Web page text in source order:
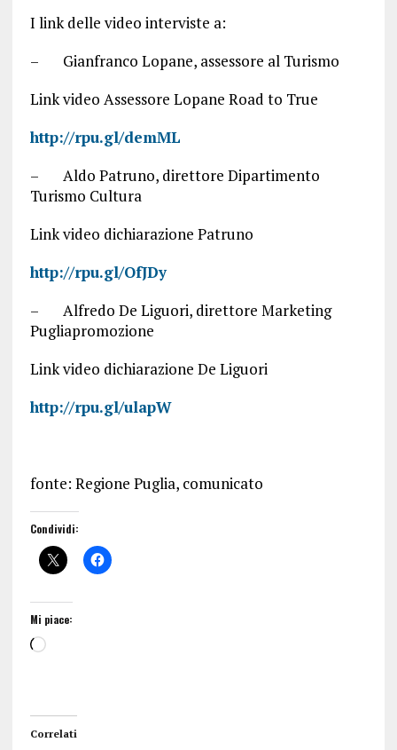
I link delle video interviste a:
– Gianfranco Lopane, assessore al Turismo
Link video Assessore Lopane Road to True
http://rpu.gl/demML
– Aldo Patruno, direttore Dipartimento
Turismo Cultura
Link video dichiarazione Patruno
http://rpu.gl/OfJDy
– Alfredo De Liguori, direttore Marketing
Pugliapromozione
Link video dichiarazione De Liguori
http://rpu.gl/ulapW
fonte: Regione Puglia, comunicato
Condividi:
Mi piace:
Correlati